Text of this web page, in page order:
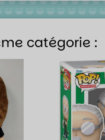
catégorie :